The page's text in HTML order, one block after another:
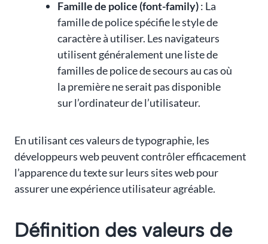
Famille de police (font-family): La
famille de police spécifie le style de
caractère à utiliser. Les navigateurs
utilisent généralement une liste de
familles de police de secours au cas où
la première ne serait pas disponible
sur l’ordinateur de l’utilisateur.
En utilisant ces valeurs de typographie, les
développeurs web peuvent contrôler efficacement
l’apparence du texte sur leurs sites web pour
assurer une expérience utilisateur agréable.
Définition des valeurs de